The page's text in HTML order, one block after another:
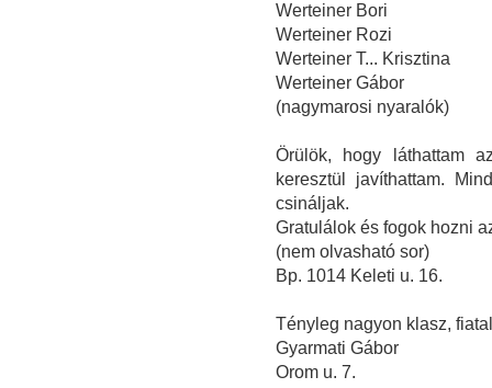
Werteiner Bori
Werteiner Rozi
Werteiner T... Krisztina
Werteiner Gábor
(nagymarosi nyaralók)
Örülök, hogy láthattam
keresztül javíthattam.
csináljak.
Gratulálok és fogok hozni
(nem olvasható sor)
Bp. 1014 Keleti u. 16.
Tényleg nagyon klasz,
Gyarmati Gábor
Orom u. 7.